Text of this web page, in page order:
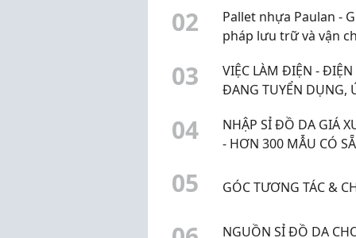
lợi nhuận quý 3 năm
02
Pallet nhựa Paulan -
pháp lưu trữ và vận
doanh nghiệp
03
VIỆC LÀM ĐIỆN - ĐIỆN
ĐANG TUYỂN DỤNG,
04
NHẬP SỈ ĐỒ DA GIÁ
- HƠN 300 MẪU CÓ
ĐẠI LÝ KINH DOANH
05 GÓC TƯƠNG TÁC &
NGUỒN SỈ ĐỒ DA